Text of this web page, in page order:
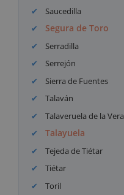
Saucedilla
Segura de Toro
Serradilla
Serrejón
Sierra de Fuentes
Talaván
Talaveruela de la Vera
Talayuela
Tejeda de Tiétar
Tiétar
Toril